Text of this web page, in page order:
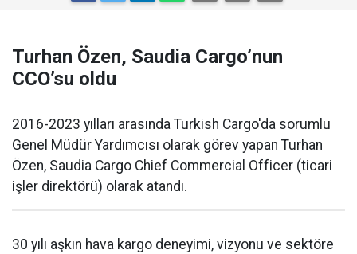
Turhan Özen, Saudia Cargo’nun
CCO’su oldu
2016-2023 yılları arasında Turkish Cargo'da sorumlu
Genel Müdür Yardımcısı olarak görev yapan Turhan
Özen, Saudia Cargo Chief Commercial Officer (ticari
işler direktörü) olarak atandı.
30 yılı aşkın hava kargo deneyimi, vizyonu ve sektöre